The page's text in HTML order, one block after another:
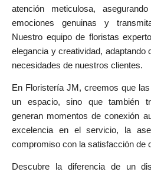
atención meticulosa,
emociones genuinas y
Nuestro equipo de floristas
elegancia y creatividad,
necesidades de nuestros clientes.
En Floristería JM, creemos que
un espacio, sino que también
generan momentos de conexión
excelencia en el servicio, la
compromiso con la satisfacción de
Descubre la diferencia de un